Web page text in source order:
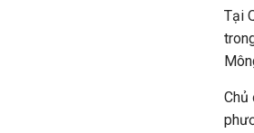
Tại
Chủ